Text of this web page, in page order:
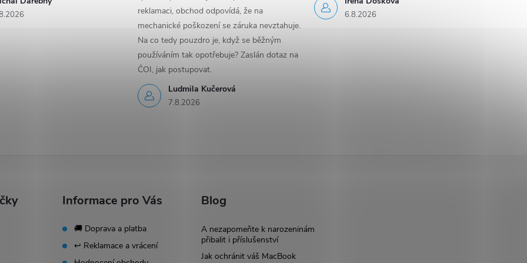
Ludmila Kučerová
7.8.2026
reklamaci, obchod odpovídá, že na
mechanické poškození se záruka nevztahuje.
Na co tedy pouzdro je, když se běžným
používáním tak opotřebuje? Zaslán dotaz na
ČOI, jak postupovat.
6.8.2026
Informace pro Vás
🚚 Doprava a platba
↩️ Reklamace a vrácení
Blog
A nezapomeňte k narozeninám
přibalit i příslušenství
Jak ochránit váš MacBook